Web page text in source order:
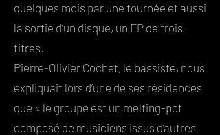
quelques mois par une tournée et aussi
la sortie d’un disque, un EP de trois
titres.
Pierre-Olivier Cochet, le bassiste, nous
expliquait lors d’une de ses résidences
que « le groupe est un melting-pot
composé de musiciens issus d’autres